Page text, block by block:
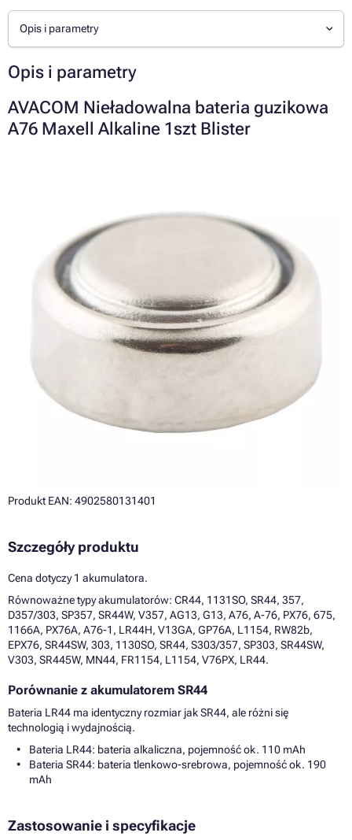
Opis i parametry
Opis i parametry
AVACOM Nieładowalna bateria guzikowa
A76 Maxell Alkaline 1szt Blister
Produkt EAN: 4902580131401
Szczegóły produktu
Cena dotyczy 1 akumulatora.
Równoważne typy akumulatorów: CR44, 1131SO, SR44, 357,
D357/303, SP357, SR44W, V357, AG13, G13, A76, A-76, PX76, 675,
1166A, PX76A, A76-1, LR44H, V13GA, GP76A, L1154, RW82b,
EPX76, SR44SW, 303, 1130SO, SR44, S303/357, SP303, SR44SW,
V303, SR445W, MN44, FR1154, L1154, V76PX, LR44.
Porównanie z akumulatorem SR44
Bateria LR44 ma identyczny rozmiar jak SR44, ale różni się
technologią i wydajnością.
Bateria LR44: bateria alkaliczna, pojemność ok. 110 mAh
Bateria SR44: bateria tlenkowo-srebrowa, pojemność ok. 190
mAh
Zastosowanie i specyfikacje